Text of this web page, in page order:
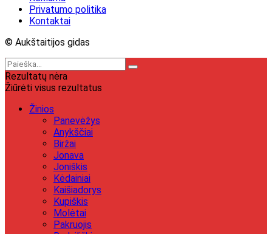
Privatumo politika
Kontaktai
© Aukštaitijos gidas
Rezultatų nėra
Žiūrėti visus rezultatus
Žinios
Panevėžys
Anykščiai
Biržai
Jonava
Joniškis
Kėdainiai
Kaišiadorys
Kupiškis
Molėtai
Pakruojis